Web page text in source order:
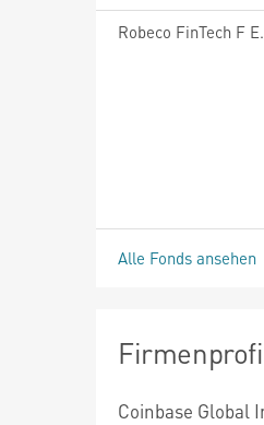
Alle Fonds ansehen
Coinbase Global